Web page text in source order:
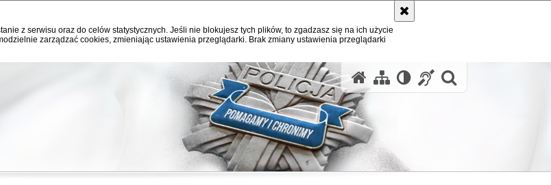
z serwisu oraz do celów statystycznych. Jeśli nie blokujesz tych plików, to zgadzasz się na ich użycie
zarządzać cookies, zmieniając ustawienia przeglądarki. Brak zmiany ustawienia przeglądarki